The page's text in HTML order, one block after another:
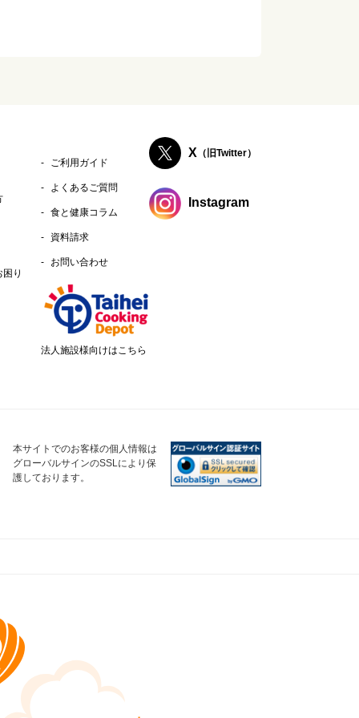
り
ご利用ガイド
よくあるご質問
食と健康コラム
資料請求
お問い合わせ
法人施設様向けはこちら
X （旧Twitter）
Instagram
本サイトでのお客様の個人情報は
グローバルサインのSSLにより保
護しております。